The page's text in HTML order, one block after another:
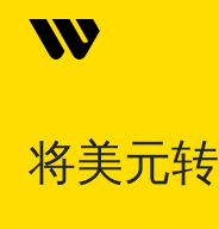
将美元